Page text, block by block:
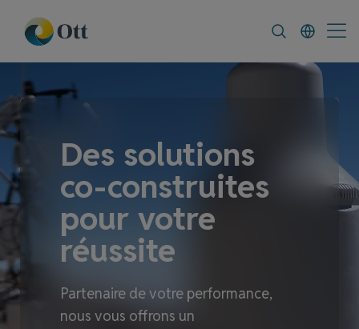
Des solutions
co-construites
pour votre
réussite
Partenaire de votre performance,
nous vous offrons un